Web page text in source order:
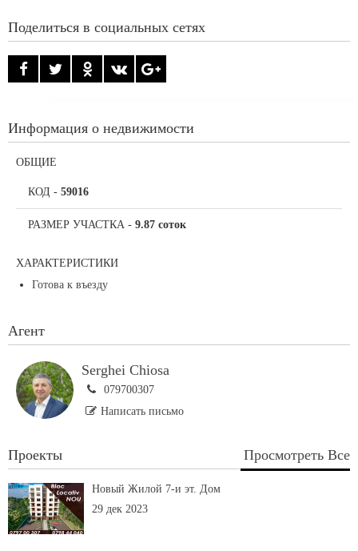
Поделиться в социальных сетях
Информация о недвижимости
ОБЩИЕ
КОД - 59016
РАЗМЕР УЧАСТКА - 9.87 соток
ХАРАКТЕРИСТИКИ
Готова к въезду
Агент
Serghei Chiosa
079700307
Написать письмо
Проекты Просмотреть Все
Новый Жилой 7-и эт. Дом
29 дек 2023